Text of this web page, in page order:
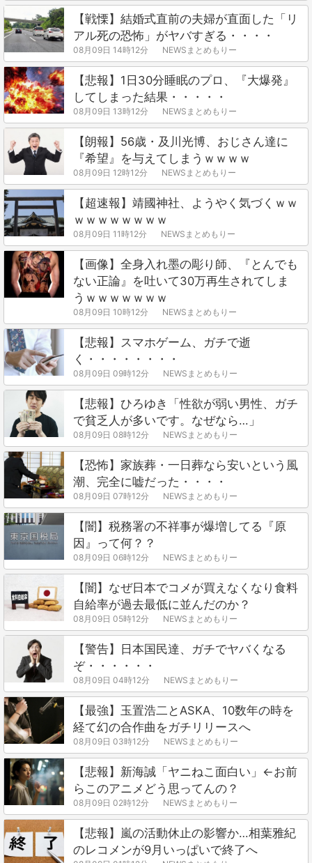
【戦慄】結婚式直前の夫婦が直面した「リ
アル死の恐怖」がヤバすぎる・・・・
08月09日 14時12分 NEWSまとめもりー
【悲報】1日30分睡眠のプロ、『大爆発』
してしまった結果・・・・・
08月09日 13時12分 NEWSまとめもりー
【朗報】56歳・及川光博、おじさん達に
『希望』を与えてしまうｗｗｗｗ
08月09日 12時12分 NEWSまとめもりー
【超速報】靖國神社、ようやく気づくｗｗ
ｗｗｗｗｗｗｗｗ
08月09日 11時12分 NEWSまとめもりー
【画像】全身入れ墨の彫り師、『とんでも
ない正論』を吐いて30万再生されてしま
うｗｗｗｗｗｗｗ
08月09日 10時12分 NEWSまとめもりー
【悲報】スマホゲーム、ガチで逝
く・・・・・・・・
08月09日 09時12分 NEWSまとめもりー
【悲報】ひろゆき「性欲が弱い男性、ガチ
で貧乏人が多いです。なぜなら…」
08月09日 08時12分 NEWSまとめもりー
【恐怖】家族葬・一日葬なら安いという風
潮、完全に嘘だった・・・・
08月09日 07時12分 NEWSまとめもりー
【闇】税務署の不祥事が爆増してる『原
因』って何？？
08月09日 06時12分 NEWSまとめもりー
【闇】なぜ日本でコメが買えなくなり食料
自給率が過去最低に並んだのか？
08月09日 05時12分 NEWSまとめもりー
【警告】日本国民達、ガチでヤバくなる
ぞ・・・・・・
08月09日 04時12分 NEWSまとめもりー
【最強】玉置浩二とASKA、10数年の時を
経て幻の合作曲をガチリリースへ
08月09日 03時12分 NEWSまとめもりー
【悲報】新海誠「ヤニねこ面白い」←お前
らこのアニメどう思ってんの？
08月09日 02時12分 NEWSまとめもりー
【悲報】嵐の活動休止の影響か…相葉雅紀
のレコメンが9月いっぱいで終了へ